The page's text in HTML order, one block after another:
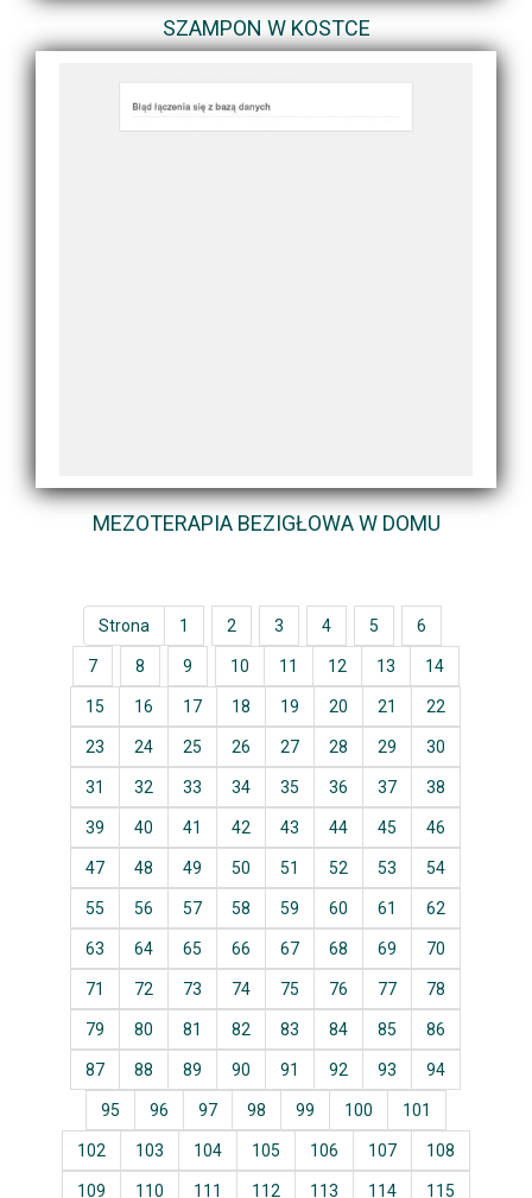
SZAMPON W KOSTCE
MEZOTERAPIA BEZIGŁOWA W DOMU
Strona 1 2 3 4 5 6
7 8 9 10 11 12 13 14
15 16 17 18 19 20 21 22
23 24 25 26 27 28 29 30
31 32 33 34 35 36 37 38
39 40 41 42 43 44 45 46
47 48 49 50 51 52 53 54
55 56 57 58 59 60 61 62
63 64 65 66 67 68 69 70
71 72 73 74 75 76 77 78
79 80 81 82 83 84 85 86
87 88 89 90 91 92 93 94
95 96 97 98 99 100 101
102 103 104 105 106 107 108
109 110 111 112 113 114 115